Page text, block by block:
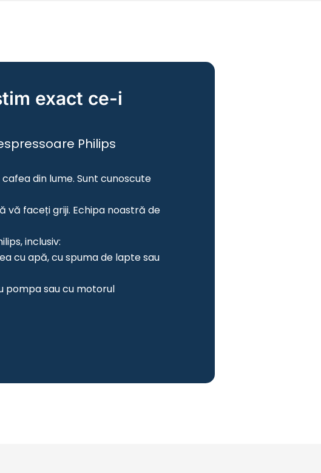
exact ce-i
Philips
din lume. Sunt cunoscute
vă faceți griji. Echipa noastră de
inclusiv:
cu apă, cu spuma de lapte sau
pompa sau cu motorul